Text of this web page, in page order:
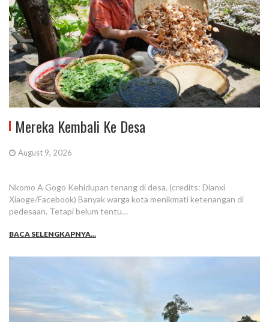
Mereka Kembali Ke Desa
August 9, 2026
Nkomo A Gogo Kehidupan tenang di desa. (credits: Dianxi
Xiaoge/Facebook) Banyak warga kota menikmati ketenangan di
pedesaan. Tetapi belum tentu…
BACA SELENGKAPNYA...